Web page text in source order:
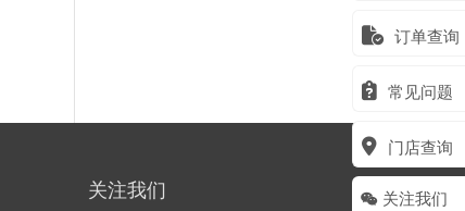
订单查询
常见问题
门店查询
关注我们
关注我们